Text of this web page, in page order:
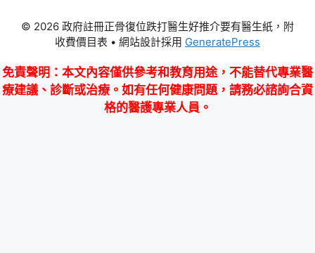
© 2026 政府註冊正骨復位跌打醫生好推介要有醫生紙，附
收費價目表 • 網站設計採用 GeneratePress
免責聲明 ：本文內容僅供參考和教育用途，不能替代專業醫
療建議、診斷或治療。如有任何健康問題，請務必諮詢合資
格的醫護專業人員。